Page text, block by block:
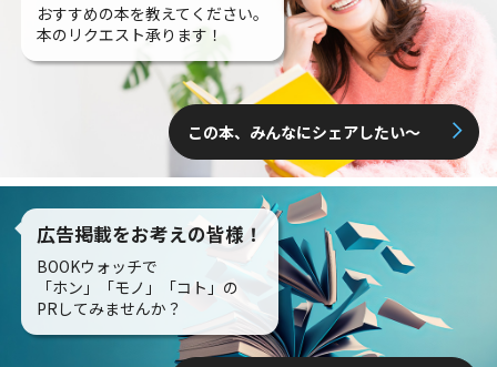
おすすめの本を教えてください。
本のリクエスト承ります！
この本、みんなにシェアしたい〜
広告掲載をお考えの皆様！
BOOKウォッチで
「ホン」「モノ」「コト」の
PRしてみませんか？